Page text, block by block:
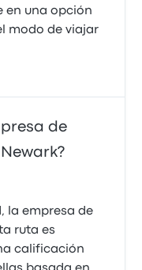
en una opción
modo de viajar
de
la empresa de
ruta es
calificación